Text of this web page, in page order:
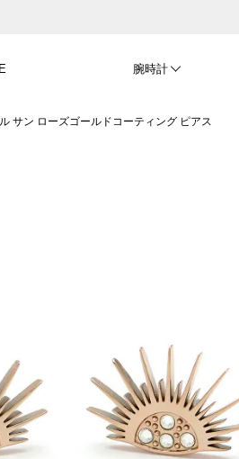
腕時計
サン ローズゴールドコーティング ピアス